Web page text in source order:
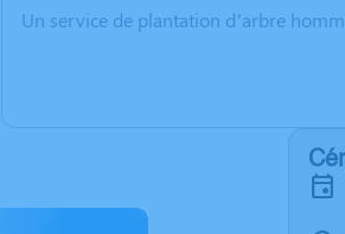
Un service de plantation d’arbre